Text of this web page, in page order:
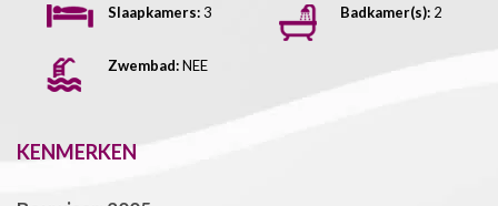
Slaapkamers:3 Badkamer(s): 2
Zwembad:NEE
KENMERKEN